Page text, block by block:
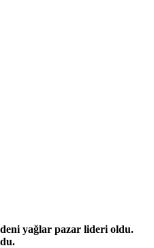
yağlar pazar lideri oldu.